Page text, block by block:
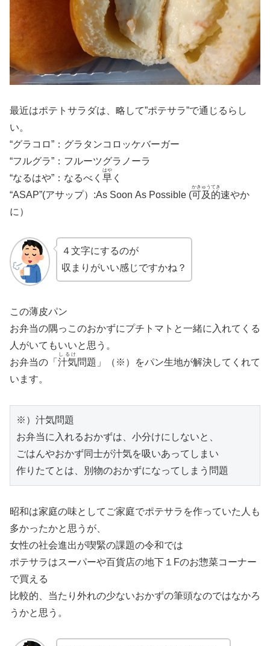
最近はポテトサラダは、略して”ポテサラ”で通じるらし
い。
“グラコロ”：グラタンコロッケバーガー
“フルグラ”：フルーツグラノーラ
“なるはや”：なるべく 早
はや
く
“ASAP”(アサップ）:As Soon As Possible (可及的
かきゅうてき
速やか
に）
４文字にするのが
収まりがいい感じですかね？
この薄皮パン
お弁当の隅っこのおかずにプチトマトと一緒に入れてくる
人がいてもいいと思う。
お弁当の「 汁気
しるけ
問題」（※）をパン生地が解決してくれて
います。
※）汁気問題
お弁当に入れるおかずは、小分けにしないと、
ごはんやおかず同士が汁気を吸いあってしまい
作りたてとは、別物のおかずになってしまう問題
昭和は家庭の味としてご家庭でポテサラを作っていた人も
多かったかと思うが、
女性の社会進出が喫緊の課題の令和では
ポテサラはスーパーや百貨店の地下１Fのお惣菜コーナー
で買える
比較的、当たり外れの少ないおかずの筆頭なのではなかろ
うかと思う。